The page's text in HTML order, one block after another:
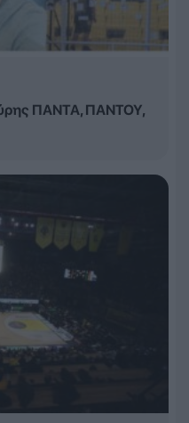
ΠΑΝΤΑ, ΠΑΝΤΟΥ,